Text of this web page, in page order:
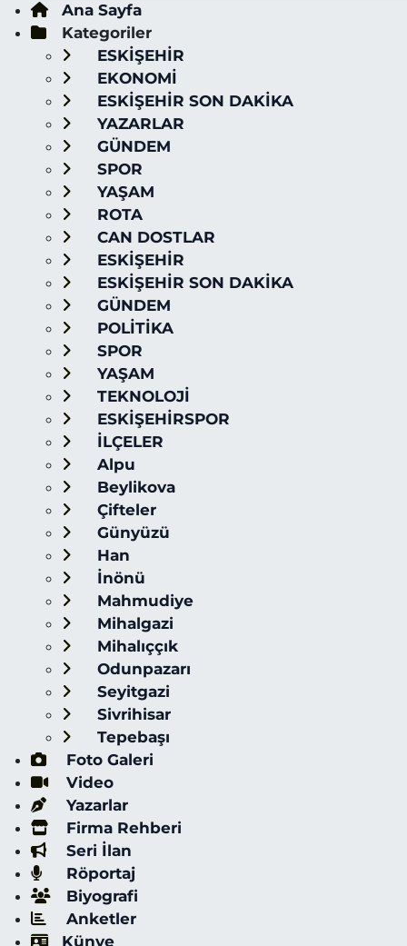
Ana Sayfa
Kategoriler
ESKİŞEHİR
EKONOMİ
ESKİŞEHİR SON DAKİKA
YAZARLAR
GÜNDEM
SPOR
YAŞAM
ROTA
CAN DOSTLAR
ESKİŞEHİR
ESKİŞEHİR SON DAKİKA
GÜNDEM
POLİTİKA
SPOR
YAŞAM
TEKNOLOJİ
ESKİŞEHİRSPOR
İLÇELER
Alpu
Beylikova
Çifteler
Günyüzü
Han
İnönü
Mahmudiye
Mihalgazi
Mihalıççık
Odunpazarı
Seyitgazi
Sivrihisar
Tepebaşı
Foto Galeri
Video
Yazarlar
Firma Rehberi
Seri İlan
Röportaj
Biyografi
Anketler
Künye